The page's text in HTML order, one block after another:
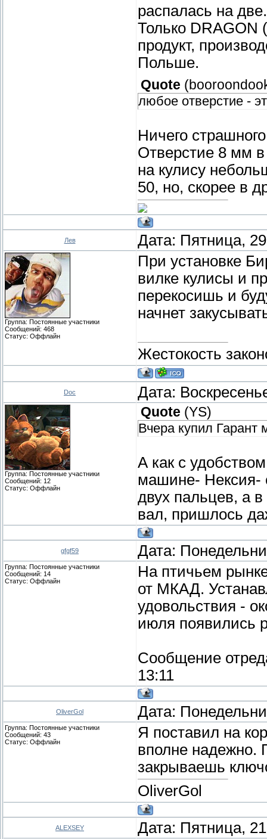
распалась на
Только DRAGON
продукт,
Польше.
Quote (
любое отверстие -
Ничего
Отверстие 8 мм в
на кулису
50, но, скорее в
Лев Дата: Пятница,
Группа: Постоянные участники
Сообщений: 468
Статус: Оффлайн
При установке
вилке кулисы и
перекосишь и
начнет
Жестокость
Doc Дата:
Группа: Постоянные участники
Сообщений: 12
Статус: Оффлайн
Quote (YS)
Вчера купил
А как с
машине- Нексия-
двух пальцев, а
вал, пришлось
gfgf59 Дата:
Группа: Постоянные участники
Сообщений: 14
Статус: Оффлайн
На птичьем
от МКАД.
удовольствия -
июля появились
Сообщение
13:11
OliverGol Дата:
Группа: Постоянные участники
Сообщений: 43
Статус: Оффлайн
Я поставил на
вполне надежно.
закрываешь
OliverGol
ALEXSEY Дата: Пятница,